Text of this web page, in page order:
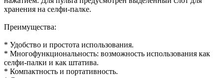
хранения на селфи-палке.
Преимущества:
* Удобство и простота использования.
* Многофункциональность: возможность использования как
селфи-палки и как штатива.
* Компактность и портативность.